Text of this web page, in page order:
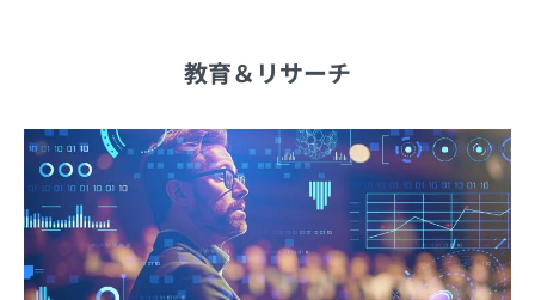
教育＆リサーチ